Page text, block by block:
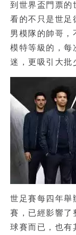
到世界盃門票的
看的不只是世足
男模隊的帥哥，
模特等級的，每
迷，更吸引大批
世足賽每四年舉
賽，已經影響了
球賽而已，也有